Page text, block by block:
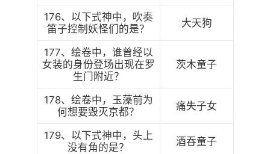
176、以下式神中，吹奏
笛子控制妖怪们的是？
大天狗
177、绘卷中，谁曾经以
女装的身份登场出现在罗
生门附近？
茨木童子
178、绘卷中，玉藻前为
何想要毁灭京都？
痛失子女
179、以下式神中，头上
没有角的是？
酒吞童子